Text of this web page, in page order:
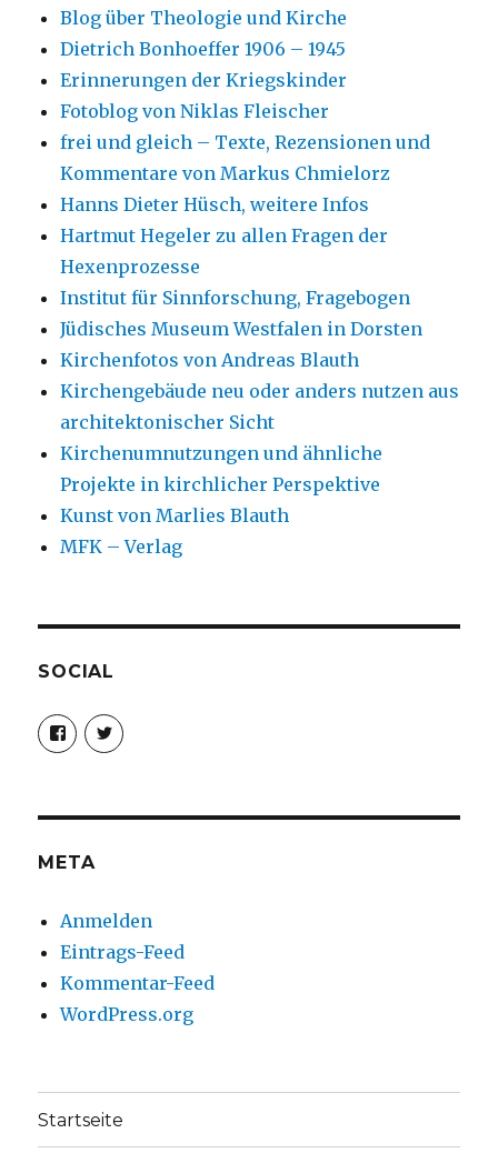
Blog über Theologie und Kirche
Dietrich Bonhoeffer 1906 – 1945
Erinnerungen der Kriegskinder
Fotoblog von Niklas Fleischer
frei und gleich – Texte, Rezensionen und
Kommentare von Markus Chmielorz
Hanns Dieter Hüsch, weitere Infos
Hartmut Hegeler zu allen Fragen der
Hexenprozesse
Institut für Sinnforschung, Fragebogen
Jüdisches Museum Westfalen in Dorsten
Kirchenfotos von Andreas Blauth
Kirchengebäude neu oder anders nutzen aus
architektonischer Sicht
Kirchenumnutzungen und ähnliche
Projekte in kirchlicher Perspektive
Kunst von Marlies Blauth
MFK – Verlag
SOCIAL
Profil
von
christoph.fleischer1
anzeigen
Profil
von
anzeigen
META
Anmelden
Eintrags-Feed
Kommentar-Feed
WordPress.org
Startseite